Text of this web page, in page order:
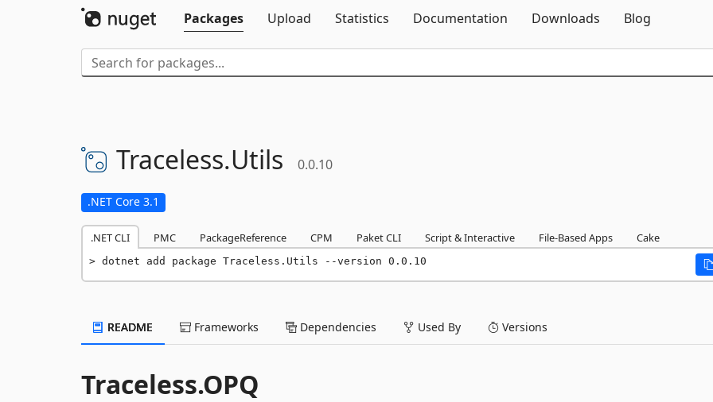
Packages
Upload Statistics Documentation Downloads Blog
Traceless.Utils 0.0.10
.NET Core 3.1
.NET CLI PMC PackageReference CPM Paket CLI Script & Interactive File-Based Apps Cake
dotnet add package Traceless.Utils --version 0.0.10
README Frameworks Dependencies Used By Versions
Traceless.OPQ